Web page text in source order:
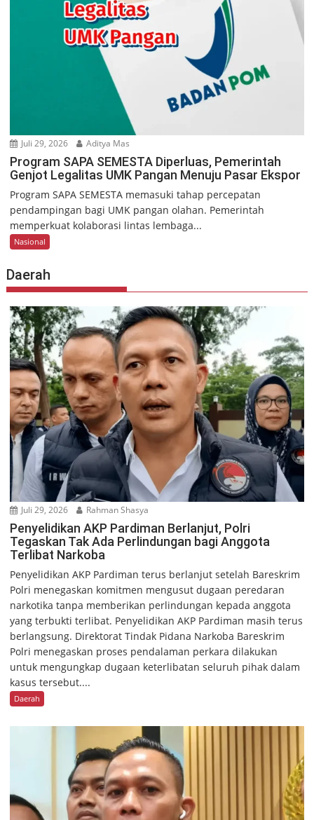
Juli 29, 2026 Aditya Mas
Program SAPA SEMESTA Diperluas, Pemerintah
Genjot Legalitas UMK Pangan Menuju Pasar Ekspor
Program SAPA SEMESTA memasuki tahap percepatan
pendampingan bagi UMK pangan olahan. Pemerintah
memperkuat kolaborasi lintas lembaga...
Nasional
Daerah
Juli 29, 2026 Rahman Shasya
Penyelidikan AKP Pardiman Berlanjut, Polri
Tegaskan Tak Ada Perlindungan bagi Anggota
Terlibat Narkoba
Penyelidikan AKP Pardiman terus berlanjut setelah Bareskrim
Polri menegaskan komitmen mengusut dugaan peredaran
narkotika tanpa memberikan perlindungan kepada anggota
yang terbukti terlibat. Penyelidikan AKP Pardiman masih terus
berlangsung. Direktorat Tindak Pidana Narkoba Bareskrim
Polri menegaskan proses pendalaman perkara dilakukan
untuk mengungkap dugaan keterlibatan seluruh pihak dalam
kasus tersebut....
Daerah